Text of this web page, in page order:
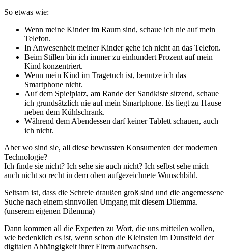
So etwas wie:
Wenn meine Kinder im Raum sind, schaue ich nie auf mein
Telefon.
In Anwesenheit meiner Kinder gehe ich nicht an das Telefon.
Beim Stillen bin ich immer zu einhundert Prozent auf mein
Kind konzentriert.
Wenn mein Kind im Tragetuch ist, benutze ich das
Smartphone nicht.
Auf dem Spielplatz, am Rande der Sandkiste sitzend, schaue
ich grundsätzlich nie auf mein Smartphone. Es liegt zu Hause
neben dem Kühlschrank.
Während dem Abendessen darf keiner Tablett schauen, auch
ich nicht.
Aber wo sind sie, all diese bewussten Konsumenten der modernen
Technologie?
Ich finde sie nicht? Ich sehe sie auch nicht? Ich selbst sehe mich
auch nicht so recht in dem oben aufgezeichnete Wunschbild.
Seltsam ist, dass die Schreie draußen groß sind und die angemessene
Suche nach einem sinnvollen Umgang mit diesem Dilemma.
(unserem eigenen Dilemma)
Dann kommen all die Experten zu Wort, die uns mitteilen wollen,
wie bedenklich es ist, wenn schon die Kleinsten im Dunstfeld der
digitalen Abhängigkeit ihrer Eltern aufwachsen.